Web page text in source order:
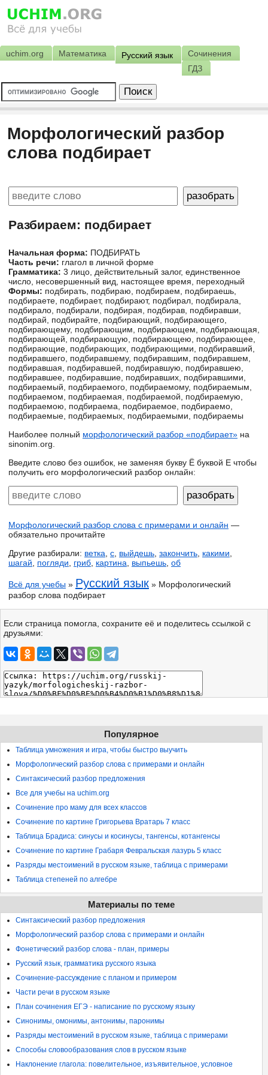
uchim.org Математика Русский язык
Сочинения
ГДЗ
Морфологический разбор
слова подбирает
Разбираем: подбирает
Начальная форма: ПОДБИРАТЬ
Часть речи: глагол в личной форме
Грамматика: 3 лицо, действительный залог, единственное
число, несовершенный вид, настоящее время, переходный
Формы: подбирать, подбираю, подбираем, подбираешь,
подбираете, подбирает, подбирают, подбирал, подбирала,
подбирало, подбирали, подбирая, подбирав, подбиравши,
подбирай, подбирайте, подбирающий, подбирающего,
подбирающему, подбирающим, подбирающем, подбирающая,
подбирающей, подбирающую, подбирающею, подбирающее,
подбирающие, подбирающих, подбирающими, подбиравший,
подбиравшего, подбиравшему, подбиравшим, подбиравшем,
подбиравшая, подбиравшей, подбиравшую, подбиравшею,
подбиравшее, подбиравшие, подбиравших, подбиравшими,
подбираемый, подбираемого, подбираемому, подбираемым,
подбираемом, подбираемая, подбираемой, подбираемую,
подбираемою, подбираема, подбираемое, подбираемо,
подбираемые, подбираемых, подбираемыми, подбираемы
Наиболее полный морфологический разбор «подбирает» на
sinonim.org.
Введите слово без ошибок, не заменяя букву Ё буквой Е чтобы
получить его морфологический разбор онлайн:
Морфологический разбор слова с примерами и онлайн —
обязательно прочитайте
Другие разбирали: ветка с выйдешь закончить какими
шагай
погляди гриб картина выпьешь об
Всё для учебы » Русский язык » Морфологический
разбор слова подбирает
Если страница помогла, сохраните её и поделитесь ссылкой с
друзьями:
Популярное
Таблица умножения и игра, чтобы быстро выучить
Морфологический разбор слова с примерами и онлайн
Синтаксический разбор предложения
Все для учебы на uchim.org
Сочинение про маму для всех классов
Сочинение по картине Григорьева Вратарь 7 класс
Таблица Брадиса: синусы и косинусы, тангенсы, котангенсы
Сочинение по картине Грабаря Февральская лазурь 5 класс
Разряды местоимений в русском языке, таблица с примерами
Таблица степеней по алгебре
Материалы по теме
Синтаксический разбор предложения
Морфологический разбор слова с примерами и онлайн
Фонетический разбор слова - план, примеры
Русский язык, грамматика русского языка
Сочинение-рассуждение с планом и примером
Части речи в русском языке
План сочинения ЕГЭ - написание по русскому языку
Синонимы, омонимы, антонимы, паронимы
Разряды местоимений в русском языке, таблица с примерами
Способы словообразования слов в русском языке
Наклонение глагола: повелительное, изъявительное, условное